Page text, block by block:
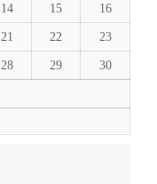
14 15 16
21 22 23
28 29 30